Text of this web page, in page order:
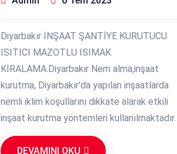
Diyarbakır İNŞAAT ŞANTİYE KURUTUCU
ISITICI MAZOTLU ISIMAK
KİRALAMA.Diyarbakır Nem alma,inşaat
kurutma, Diyarbakır'da yapılan inşaatlarda
nemli iklim koşullarını dikkate alarak etkili
inşaat kurutma yöntemleri kullanılmaktadır.
DEVAMINI OKU